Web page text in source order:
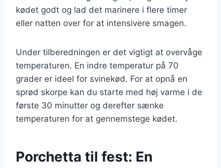
kødet godt og lad det marinere i flere timer
eller natten over for at intensivere smagen.
Under tilberedningen er det vigtigt at overvåge
temperaturen. En indre temperatur på 70
grader er ideel for svinekød. For at opnå en
sprød skorpe kan du starte med høj varme i de
første 30 minutter og derefter sænke
temperaturen for at gennemstege kødet.
Porchetta til fest: En